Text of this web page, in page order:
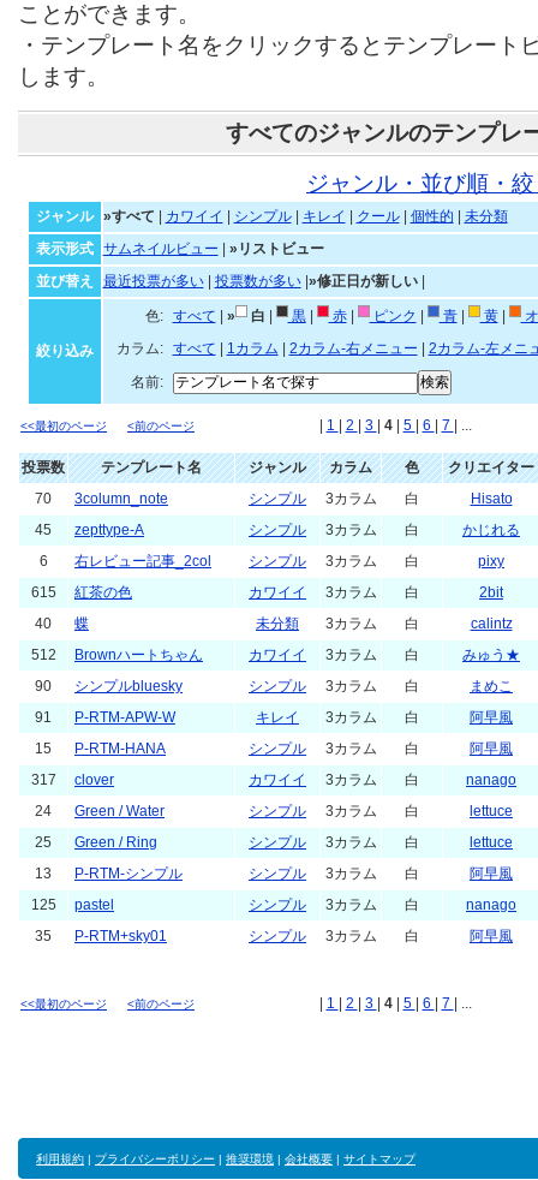
ことができます。
・テンプレート名をクリックするとテンプレート
します。
すべてのジャンルのテンプレ
ジャンル・並び順・
ジャンル »すべて カワイイ シンプル| キレイ クール| 個性的
未分類
表示形式
サムネイルビュー
»リストビュー
並び替え
最近投票が多い| 投票数が多い| »修正日が新しい|
絞り込み
色: すべて » 白 黒| 赤| ピンク 青| 黄|
カラム:
すべて 1カラム 2カラム-右メニュー
2カラム-左メニ
名前:
<<最初のページ <前のページ 1 2 3 4 5 6 7 | ...
投票数 テンプレート名 ジャンル カラム 色
クリエイター
70
3column_note シンプル 3カラム 白
Hisato
45
zepttype-A シンプル 3カラム 白
かじれる
6
右レビュー記事_2col シンプル 3カラム 白
pixy
615
紅茶の色 カワイイ 3カラム 白
2bit
40
蝶 未分類 3カラム 白
calintz
512
Brownハートちゃん カワイイ 3カラム 白
みゅう★
90
シンプルbluesky シンプル 3カラム 白
まめこ
91
P-RTM-APW-W キレイ 3カラム 白
阿早風
15
P-RTM-HANA シンプル 3カラム 白
阿早風
317
clover カワイイ 3カラム 白
nanago
24
Green / Water シンプル 3カラム 白
lettuce
25
Green / Ring シンプル 3カラム 白
lettuce
13
P-RTM-シンプル シンプル 3カラム 白
阿早風
125
pastel シンプル 3カラム 白
nanago
35
P-RTM+sky01 シンプル 3カラム 白 阿早風
<<最初のページ <前のページ 1 2 3 4 5 6 7 | ...
利用規約 | プライバシーポリシー | 推奨環境 | 会社概要 | サイトマップ